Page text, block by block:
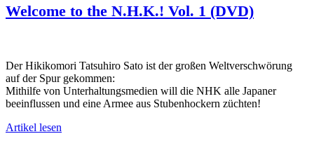
Welcome to the N.H.K.! Vol. 1 (DVD)
Der Hikikomori Tatsuhiro Sato ist der großen Weltverschwörung
auf der Spur gekommen:
Mithilfe von Unterhaltungsmedien will die NHK alle Japaner
beeinflussen und eine Armee aus Stubenhockern züchten!
Artikel lesen